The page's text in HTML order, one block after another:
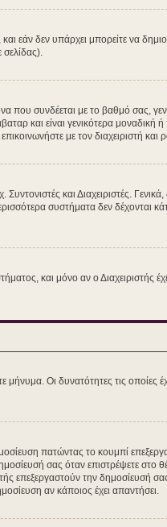
εάν δεν υπάρχει μπορείτε να
σελίδας).
που συνδέεται με το βαθμό σας,
και είναι γενικότερα μοναδική
με τον διαχειριστή
και Διαχειριστές. Γενικά,
συστήματα δεν δέχονται
και μόνο αν ο Διαχειριστής
μήνυμα. Οι δυνατότητες τις οποίες
πατώντας το κουμπί
σας όταν επιστρέψετε στο
επεξεργαστούν την
αν κάποιος έχει απαντήσει.